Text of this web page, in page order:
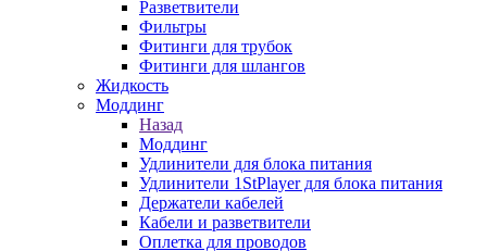
Разветвители
Фильтры
Фитинги для трубок
Фитинги для шлангов
Жидкость
Моддинг
Назад
Моддинг
Удлинители для блока питания
Удлинители 1StPlayer для блока питания
Держатели кабелей
Кабели и разветвители
Оплетка для проводов